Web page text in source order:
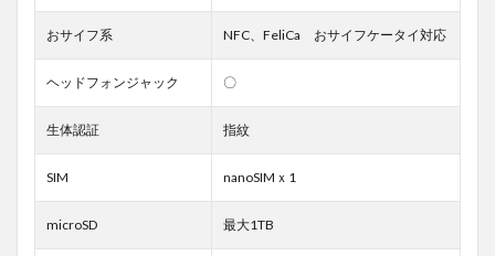
おサイフ系 NFC、FeliCa おサイフケータイ対応
ヘッドフォンジャック 〇
生体認証 指紋
SIM nanoSIMｘ1
microSD 最大1TB